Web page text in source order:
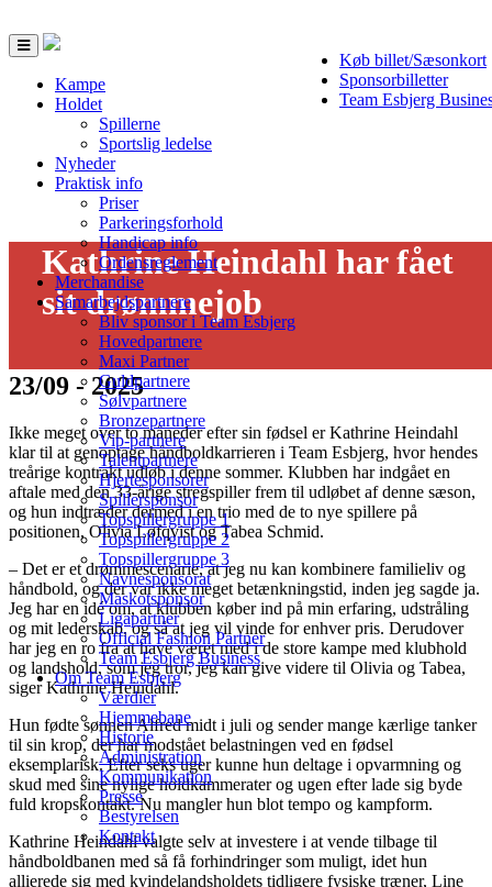
Køb billet/Sæsonkort
Sponsorbilletter
Team Esbjerg
Toggle
navigation
Kampe
Holdet
Spillerne
Sportslig ledelse
Nyheder
Praktisk info
Priser
Parkeringsforhold
Handicap info
Ordensreglement
Merchandise
Samarbejdspartnere
Bliv sponsor i Team Esbjerg
Hovedpartnere
Maxi Partner
Guldpartnere
Sølvpartnere
Bronzepartnere
Vip-partnere
Talentpartnere
Hjertesponsorer
Spillersponsor
Topspillergruppe 1
Topspillergruppe 2
Topspillergruppe 3
Navnesponsorat
Maskotsponsor
Ligapartner
Official Fashion Partner
Team Esbjerg Business
Om Team Esbjerg
Værdier
Hjemmebane
Historie
Administration
Kommunikation
Presse
Bestyrelsen
Kontakt
Kathrine Heindahl har fået
sit drømmejob
23/09 - 2025
Ikke meget over to måneder efter sin fødsel er Kathrine Heindahl
klar til at genoptage håndboldkarrieren i Team Esbjerg, hvor hendes
treårige kontrakt udløb i denne sommer. Klubben har indgået en
aftale med den 33-årige stregspiller frem til udløbet af denne sæson,
og hun indtræder dermed i en trio med de to nye spillere på
positionen, Olivia Løfqvist og Tabea Schmid.
– Det er et drømmescenarie, at jeg nu kan kombinere familieliv og
håndbold, og der var ikke meget betænkningstid, inden jeg sagde ja.
Jeg har en idé om, at klubben køber ind på min erfaring, udstråling
og mit lederskab, og så at jeg vil vinde for enhver pris. Derudover
har jeg en ro fra at have været med i de store kampe med klubhold
og landshold, som jeg tror, jeg kan give videre til Olivia og Tabea,
siger Kathrine Heindahl.
Hun fødte sønnen Alfred midt i juli og sender mange kærlige tanker
til sin krop, der har modstået belastningen ved en fødsel
eksemplarisk. Efter seks uger kunne hun deltage i opvarmning og
skud med sine nylige holdkammerater og ugen efter lade sig byde
fuld kropskontakt. Nu mangler hun blot tempo og kampform.
Kathrine Heindahl valgte selv at investere i at vende tilbage til
håndboldbanen med så få forhindringer som muligt, idet hun
allierede sig med kvindelandsholdets tidligere fysiske træner, Line